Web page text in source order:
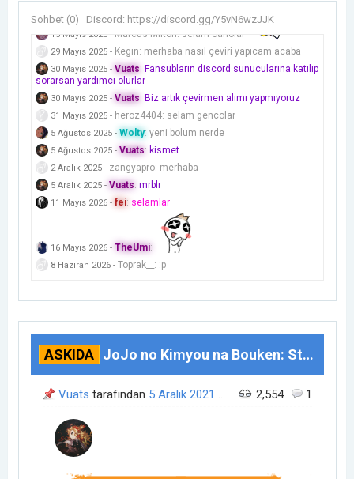
Sohbet (0) Discord: https://discord.gg/Y5vN6wzJJK
15 Mayıs 2025- Marcus Milton: selam canolar
29 Mayıs 2025- Kegın: merhaba nasıl çeviri yapıcam acaba
30 Mayıs 2025- Vuats: Fansubların discord sunucularına katılıp
sorarsan yardımcı olurlar
30 Mayıs 2025- Vuats: Biz artık çevirmen alımı yapmıyoruz
31 Mayıs 2025- heroz4404: selam gencolar
5 Ağustos 2025- Wolty: yeni bolum nerde
5 Ağustos 2025- Vuats: kismet
2 Aralık 2025- zangyapro: merhaba
5 Aralık 2025- Vuats: mrblr
11 Mayıs 2026- fei: selamlar
16 Mayıs 2026- TheUmi:
8 Haziran 2026- Toprak__ : :p
ASKIDA JoJo no Kimyou na Bouken: Stone Ocean (0/?)
1
2,554
Vuats tarafından 5 Aralık 2021 04:51zamanında açıldı.